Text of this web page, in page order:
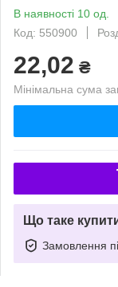
В наявності 10 од.
Код: 550900
22,02 ₴
Мінімальна сума
Що таке
Замовлення